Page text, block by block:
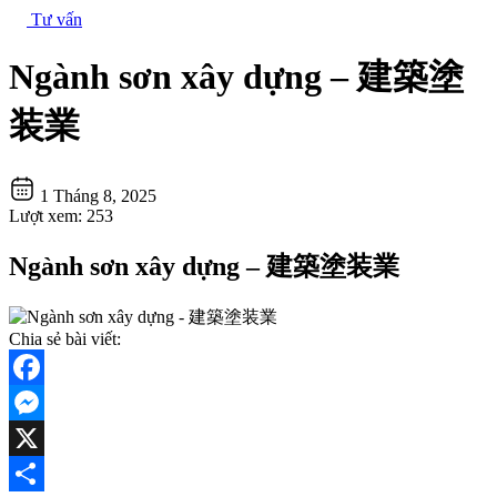
Tư vấn
Ngành sơn xây dựng – 建築塗
装業
1 Tháng 8, 2025
Lượt xem: 253
Ngành sơn xây dựng – 建築塗装業
Chia sẻ bài viết:
Facebook
Messenger
X